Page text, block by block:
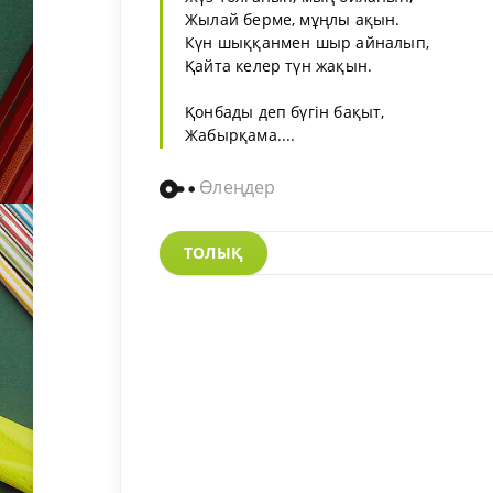
Жылай берме, мұңлы ақын.
Күн шыққанмен шыр айналып,
Қайта келер түн жақын.
Қонбады деп бүгін бақыт,
Жабырқама....
Өлеңдер
ТОЛЫҚ